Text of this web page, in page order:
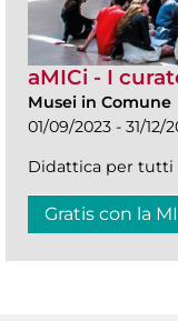
aMICi - I
Musei in Comune
01/09/2023 - 31/12/
Didattica per tutti
Gratis con la